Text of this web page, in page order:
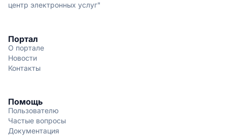
центр электронных услуг"
Портал
О портале
Новости
Контакты
Помощь
Пользователю
Частые вопросы
Документация